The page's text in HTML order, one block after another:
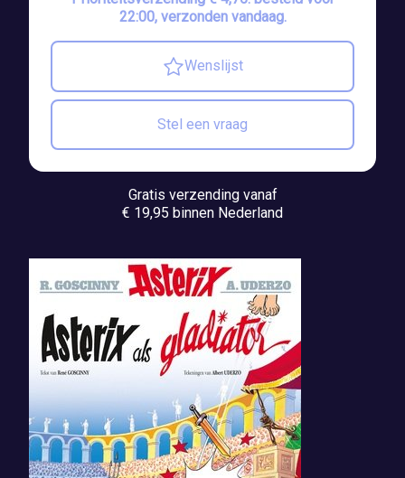
22:00, verzonden vandaag.
Wenslijst
Stel een vraag
Gratis verzending vanaf
€ 19,95 binnen Nederland